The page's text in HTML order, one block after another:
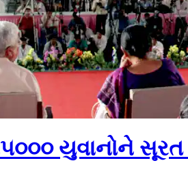
યુવાનોને સૂરત